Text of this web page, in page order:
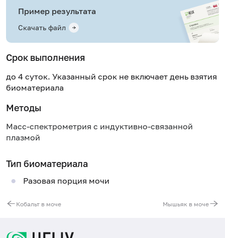
Пример результата
Скачать файл
Срок выполнения
до 4 суток. Указанный срок не включает день взятия
биоматериала
Методы
Масс-спектрометрия с индуктивно-связанной
плазмой
Тип биоматериала
Разовая порция мочи
Кобальт в моче Мышьяк в моче